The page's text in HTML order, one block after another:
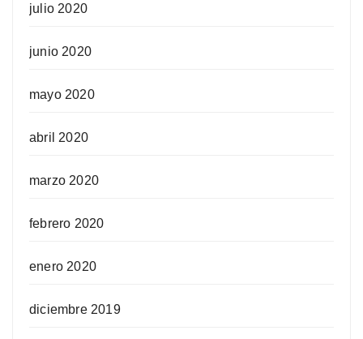
julio 2020
junio 2020
mayo 2020
abril 2020
marzo 2020
febrero 2020
enero 2020
diciembre 2019